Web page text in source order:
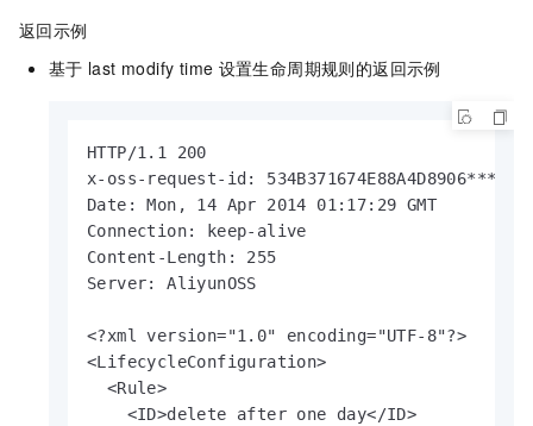
返回示例
基于 last modify time 设置生命周期规则的返回示例
HTTP/1.1 200
x-oss-request-id: 534B371674E88A4D8906****
Date: Mon, 14 Apr 2014 01:17:29 GMT
Connection: keep-alive
Content-Length: 255
Server: AliyunOSS
<?xml version="1.0" encoding="UTF-8"?>
<LifecycleConfiguration>
  <Rule>
    <ID>delete after one day</ID>